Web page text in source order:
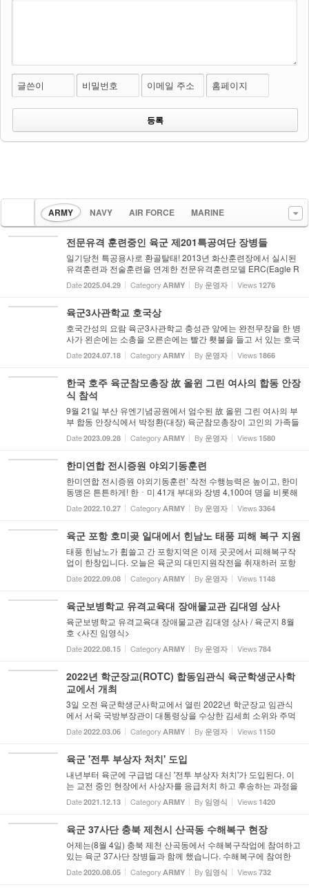
글쓴이 비밀번호 이메일 주소 홈페이지
ARMY NAVY AIR FORCE MARINE
전문유격 훈련중인 육군 제201특공여단 장병들
일기당천 특공용사로 환골탈태! 2013년 화산훈련장에서 실시된
유격훈련과 전술훈련을 연계한 전문유격훈련모델 ERC(Eagle R
ange Course)훈련에서 육군 제201특공여단 장병들이 수색견과
함께 츨동하고 있다. 사진 임영식기자 2013년 화산훈련장에서 실
Date2025.04.29 Category ARMY By 운영자 Views 1276
육군3사관학교 호국상
호국간성의 요람 육군3사관학교 충성관 앞에는 완전무장을 한 병
사가 왼손에는 소총을 오른손에는 빨간 횃불을 들고 서 있는 호국
상이 세워져 있다. 호국상 정면 아래에는 '우리의 푸른 기상 온 누
리에 떨치고저 충성벌의 맑은 정기 호국의 깊은 뜻을 알알이 ...
Date2024.07.18 Category ARMY By 운영자 Views 1866
한국 호주 육군참모총장 故 올윈 그린 여사의 합동 안장
식 참석
9월 21일 부산 유엔기념공원에서 엄수된 故 올윈 그린 여사의 부
부 합동 안장식에서 박정환(대장) 육군참모총장이 고인의 가족들
에게 감사의 인사를 전하고 있다 9월 21일 부산 유엔기념공원에
서 엄수된 6·25 전쟁 당시 호주 육군 제3대대의 첫 지휘관으로
Date2023.09.28 Category ARMY By 운영자 Views 1580
한미연합 전시증원 야외기동훈련
한미연합 전시증원 야외기동훈련’ 작전 수행능력은 높이고, 한미
동맹은 튼튼하게! 한ㆍ미 41개 부대와 장병 4,100여 명을 비롯해
11개 유관기관이 참석한 한미 연합 전시증원 야외기동 훈련 현장
입니다. 이번 훈련은 실제로 교대하는 미 순환배치(KRF) 전력의
Date2022.10.27 Category ARMY By 운영자 Views 3364
육군 포항 호미곶 일대에서 힌남노 태풍 피해 복구 지원
태풍 힌남노가 휩쓸고 간 포항지역은 이제 곳곳에서 피해복구작
업이 한창입니다. 오늘은 육군의 대민지원작전을 취재하러 포항
시 남구 호미곶면 강사2리에 다녀왔습니다. 육군은 7일, 태풍피
해를 입은 포항과 경주, 부산을 비롯한 전국 곳곳에 병력 3,300여
Date2022.09.08 Category ARMY By 운영자 Views 1148
육군보병학교 유격교육대 장애물교관 김대영 상사
육군보병학교 유격교육대 장애물교관 김대영 상사 / 육군지 8월
호 <사진 임영식>
Date2022.08.15 Category ARMY By 운영자 Views 784
2022년 학군장교(ROTC) 합동임관식 육군학생군사학
교에서 개최
3일 오전 육군학생군사학교에서 열린 2022년 학군장교 임관식
에서 서욱 국방부장관이 대통령상을 수상한 김세희 소위와 주먹
인사를 하고 있다. 3일 오전 육군학생군사학교에서 열린 2022년
학군장교 임관식에서 남영신 육군참모총장이 금강현 소위에게
Date2022.03.06 Category ARMY By 운영자 Views 1150
육군 '전투 부상자 처치' 도입
내년부터 육군에 구급법 대신 '전투 부상자 처치'가 도입된다. 이
는 교전 중인 현장에서 사상자를 응급처치 하고 후송하는 과정을
다루며, 미 국방부가 개발한 TCCC(Tactical Combat Casualty C
are)를 기반으로 한다. 지금은 군단급 부대별로 전문교관을 양
Date2021.12.13 Category ARMY By 임영식 Views 1420
육군 37사단 충북 제천시 산곡동 수해복구 현장
어제는(8월 4일) 충북 제천 산곡동에서 수해복구작업에 참여하고
있는 육군 37사단 장병들과 함께 했습니다. 수해복구에 참여한
육군 장병들 정말 내 집처럼 내 가족의 일처럼 열심히 구슬땀을
흘리고 있었습니다. 사진을 전송하고 좀 늦게 현장을 나왔는데
Date2020.08.05 Category ARMY By 임영식 Views 732